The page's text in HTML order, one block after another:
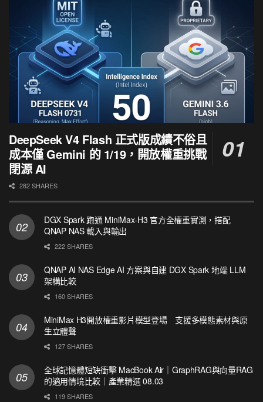
DeepSeek V4 Flash 正式版成績不俗且
成本僅 Gemini 的 1/19，開放權重挑戰
閉源 AI
282 SHARES
DGX Spark 跑通 MiniMax-H3 官方全權重實測，搭配
QNAP NAS 載入與輸出
222 SHARES
QNAP AI NAS Edge AI 方案與自建 DGX Spark 地端 LLM
架構比較
160 SHARES
MiniMax H3開放權重影片模型登場 支援多模態素材與原
生立體聲
127 SHARES
全球記憶體短缺衝擊 MacBook Air｜GraphRAG與向量RAG
的適用情境比較｜產業精選 08.03
119 SHARES